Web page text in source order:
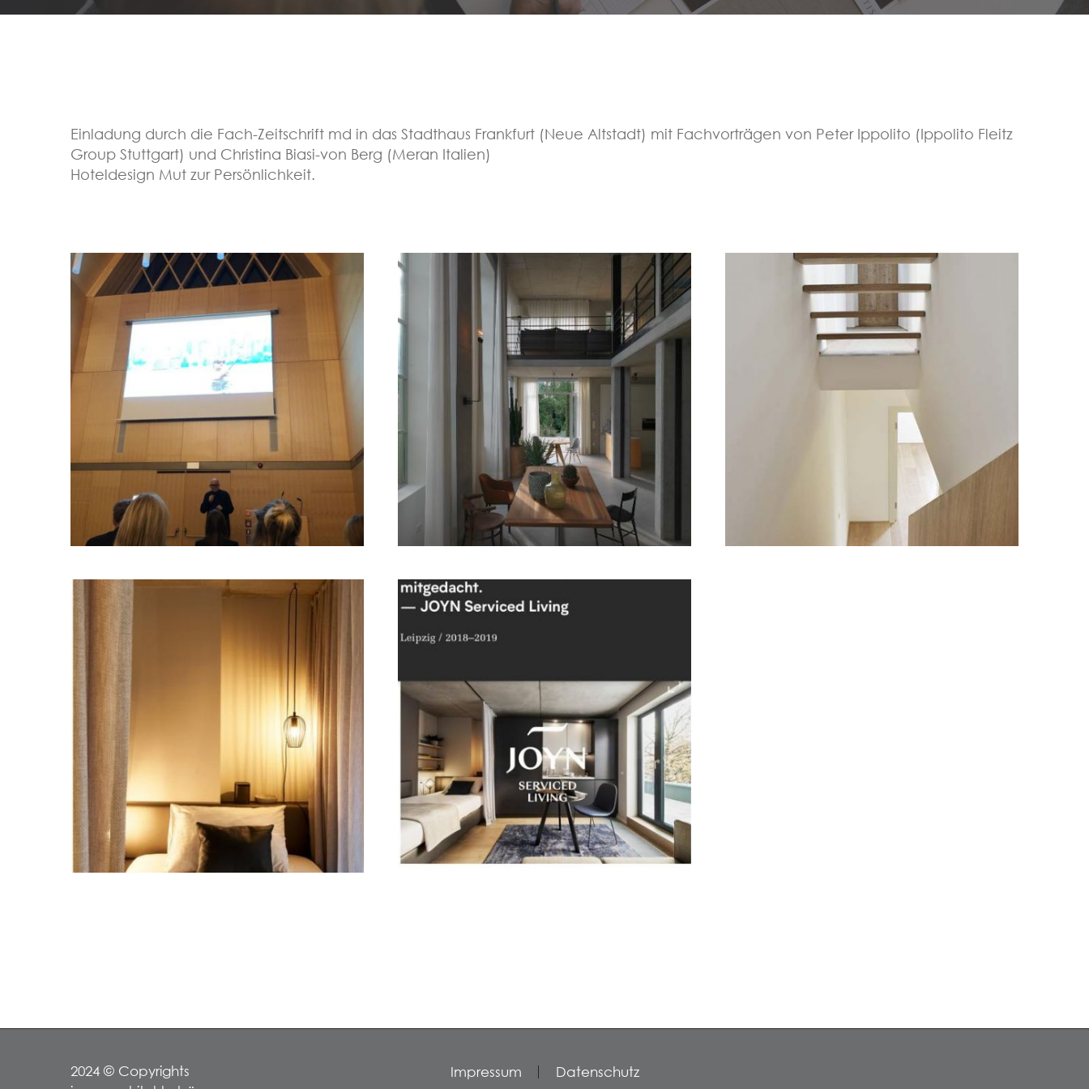
Einladung durch die Fach-Zeitschrift md in das Stadthaus Frankfurt (Neue Altstadt) mit Fachvorträgen von Peter Ippolito (Ippolito Fleitz
Group Stuttgart) und Christina Biasi-von Berg (Meran Italien)
Hoteldesign Mut zur Persönlichkeit.
Impressum Datenschutz
2024 © Copyrights